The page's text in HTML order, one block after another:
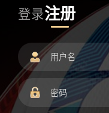
登录注册